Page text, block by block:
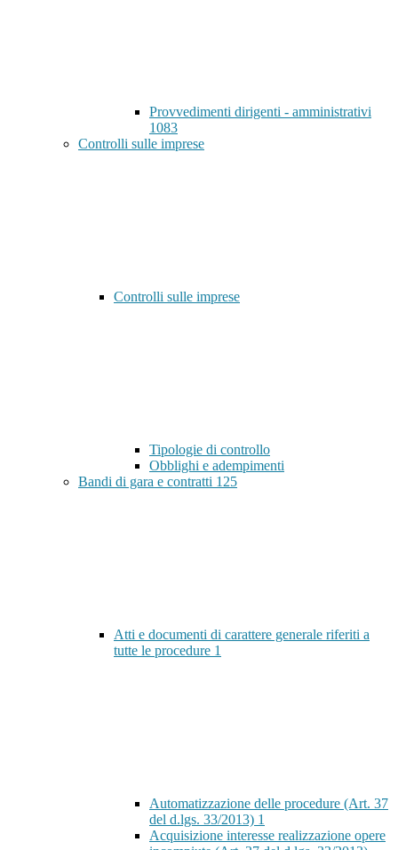
Provvedimenti dirigenti - amministrativi
1083
Controlli sulle imprese
Controlli sulle imprese
Tipologie di controllo
Obblighi e adempimenti
Bandi di gara e contratti 125
Atti e documenti di carattere generale riferiti a
tutte le procedure 1
Automatizzazione delle procedure (Art. 37
del d.lgs. 33/2013) 1
Acquisizione interesse realizzazione opere